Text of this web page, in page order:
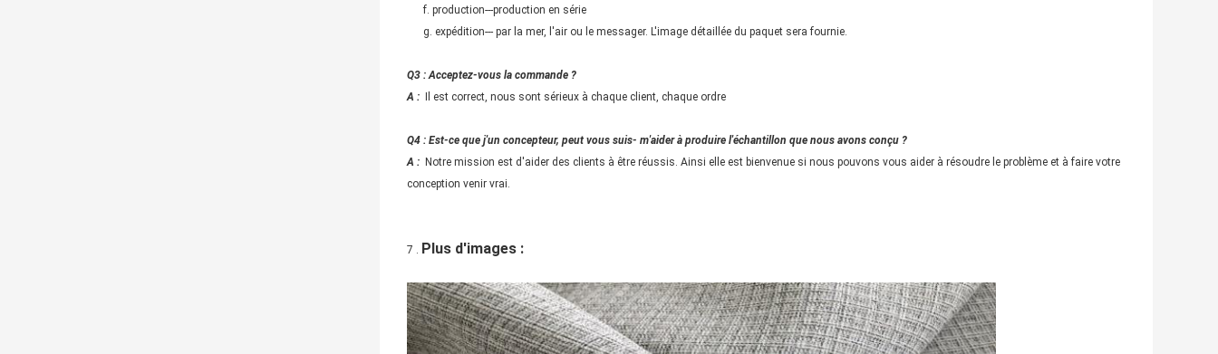
f. production---production en série
g. expédition--- par la mer, l'air ou le messager. L'image détaillée du paquet sera fournie.
Q3 : Acceptez-vous la commande ?
A :
Il est correct, nous sont sérieux à chaque client, chaque ordre
Q4 : Est-ce que j'un concepteur, peut vous suis- m'aider à produire l'échantillon que nous avons conçu ?
A : Notre mission est d'aider des clients à être réussis. Ainsi elle est bienvenue si nous pouvons vous aider à résoudre le problème et à faire votre
conception venir vrai.
7 . Plus d'images :